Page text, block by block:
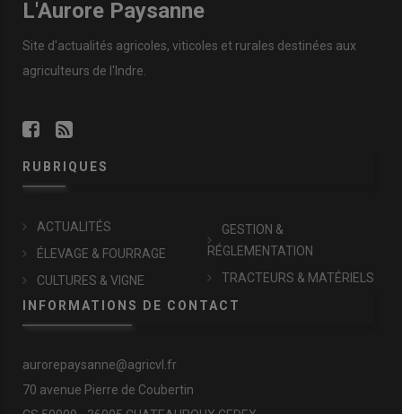
L'Aurore Paysanne
Site d'actualités agricoles, viticoles et rurales destinées aux
agriculteurs de l'Indre.
RUBRIQUES
ACTUALITÉS
ÉLEVAGE & FOURRAGE
CULTURES & VIGNE
GESTION &
RÉGLEMENTATION
TRACTEURS & MATÉRIELS
INFORMATIONS DE CONTACT
aurorepaysanne@agricvl.fr
70 avenue Pierre de Coubertin